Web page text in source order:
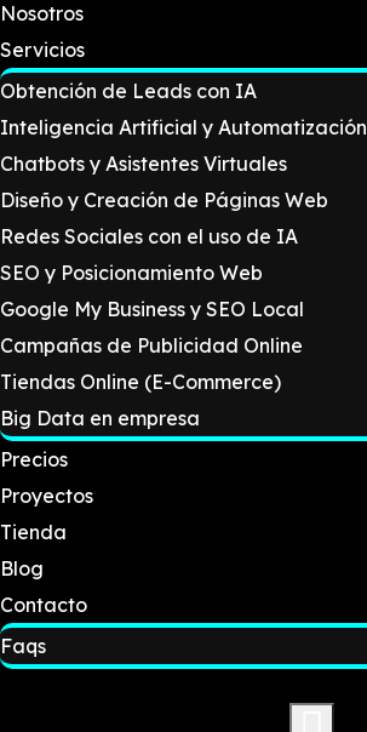
Nosotros
Servicios
Obtención de Leads con IA
Inteligencia Artificial y Automatización
Chatbots y Asistentes Virtuales
Diseño y Creación de Páginas Web
Redes Sociales con el uso de IA
SEO y Posicionamiento Web
Google My Business y SEO Local
Campañas de Publicidad Online
Tiendas Online (E-Commerce)
Big Data en empresa
Precios
Proyectos
Tienda
Blog
Contacto
Faqs